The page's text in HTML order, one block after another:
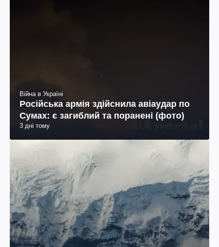
Війна в Україні
Російська армія здійснила авіаудар по
Сумах: є загиблий та поранені (фото)
3 дні тому